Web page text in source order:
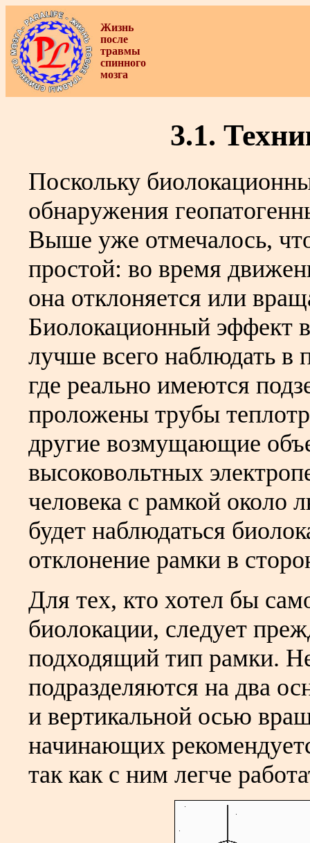
Жизнь
после
травмы
спинного
мозга
3.1.
Поскольку
обнаружения
Выше уже отмечалось,
простой: во время
она отклоняется или
Биолокационный эффект
лучше всего наблюдать в
где реально имеются
проложены трубы
другие возмущающие
высоковольтных
человека с рамкой около
будет наблюдаться
отклонение рамки в
Для тех, кто хотел бы
биолокации, следует
подходящий тип рамки.
подразделяются на два
и вертикальной осью
начинающих
так как с ним легче